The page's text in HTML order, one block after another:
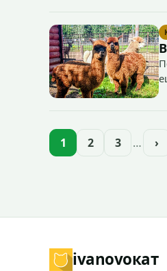
1 2 3 … ›
ivanovoкат